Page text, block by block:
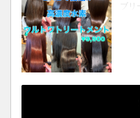
ブ
イ
世